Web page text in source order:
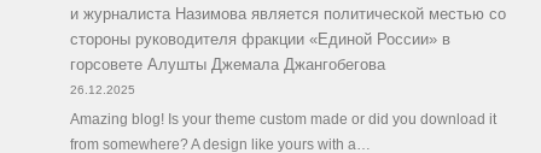
и журналиста Назимова является политической местью со
стороны руководителя фракции «Единой России» в
горсовете Алушты Джемала Джангобегова
26.12.2025
Amazing blog! Is your theme custom made or did you download it
from somewhere? A design like yours with a…